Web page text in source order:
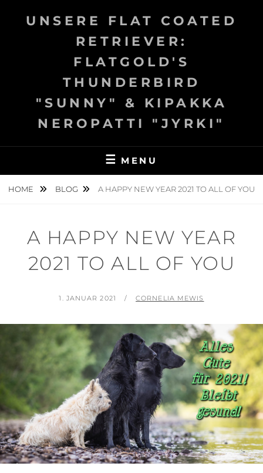
UNSERE FLAT COATED
RETRIEVER:
FLATGOLD'S
THUNDERBIRD
"SUNNY" & KIPAKKA
NEROPATTI "JYRKI"
MENU
HOME BLOG A HAPPY NEW YEAR 2021 TO ALL OF YOU
A HAPPY NEW YEAR
2021 TO ALL OF YOU
POSTED
1. JANUAR 2021 BY
CORNELIA MEWIS